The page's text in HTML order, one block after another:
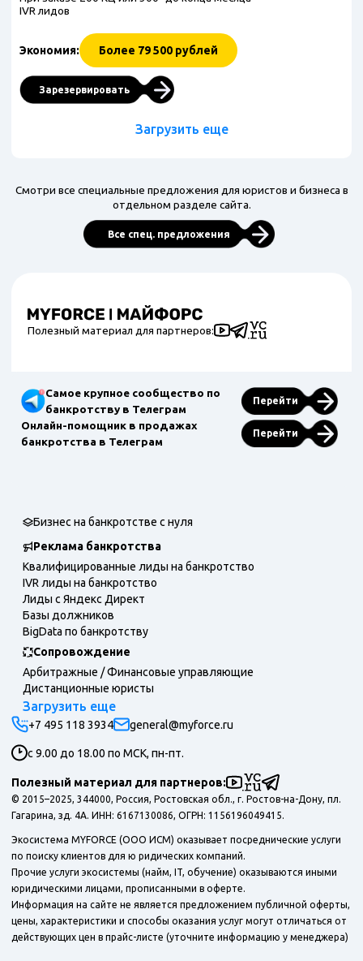
IVR лидов
Экономия: Более 79 500 рублей
Зарезервировать
Загрузить еще
Смотри все специальные предложения для юристов и бизнеса в
отдельном разделе сайта.
Все спец. предложения
Полезный материал для партнеров:
Самое крупное сообщество по
банкротству в Телеграм
Перейти
Онлайн-помощник в продажах
банкротства в Телеграм
Перейти
Бизнес на банкротстве с нуля
Реклама банкротства
Квалифицированные лиды на банкротство
IVR лиды на банкротство
Лиды с Яндекс Директ
Базы должников
BigData по банкротству
Сопровождение
Арбитражные / Финансовые управляющие
Дистанционные юристы
Загрузить еще
+7 495 118 3934 general@myforce.ru
с 9.00 до 18.00 по МСК, пн-пт.
Полезный материал для партнеров:
© 2015–2025, 344000, Россия, Ростовская обл., г. Ростов-на-Дону, пл.
Гагарина, зд. 4А. ИНН: 6167130086, ОГРН: 1156196049415.
Экосистема MYFORCE (ООО ИСМ) оказывает посреднические услуги
по поиску клиентов для ю ридических компаний.
Прочие услуги экосистемы (найм, IT, обучение) оказываются иными
юридическими лицами, прописанными в оферте.
Информация на сайте не является предложением публичной оферты,
цены, характеристики и способы оказания услуг могут отличаться от
действующих цен в прайс-листе (уточните информацию у менеджера)